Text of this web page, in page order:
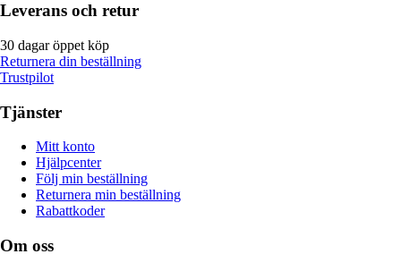
Leverans och retur
30 dagar öppet köp
Returnera din beställning
Trustpilot
Tjänster
Mitt konto
Hjälpcenter
Följ min beställning
Returnera min beställning
Rabattkoder
Om oss